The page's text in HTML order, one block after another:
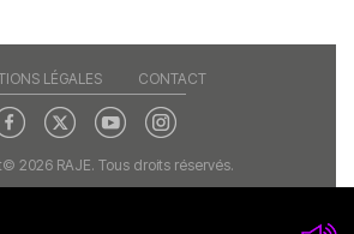
LÉGALES CONTACT
2026 RAJE. Tous droits réservés.